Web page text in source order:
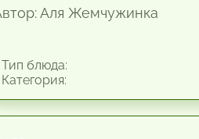
Аля Жемчужинка
блюда: